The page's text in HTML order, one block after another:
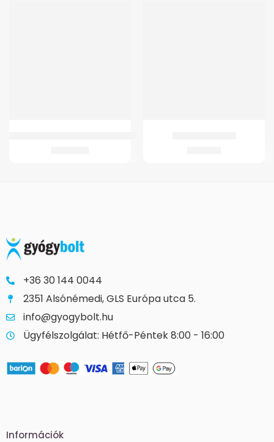
+36 30 144 0044
2351 Alsónémedi, GLS Európa utca 5.
info@gyogybolt.hu
Ügyfélszolgálat: Hétfő-Péntek 8:00 - 16:00
Információk